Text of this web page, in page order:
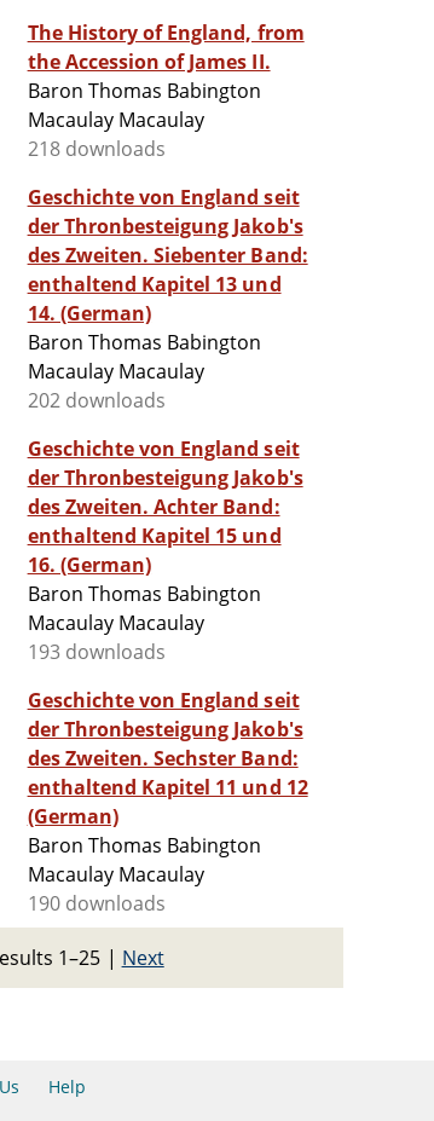
The History of England, from
the Accession of James II.
Baron Thomas Babington
Macaulay Macaulay
218 downloads
Geschichte von England seit
der Thronbesteigung Jakob's
des Zweiten. Siebenter Band:
enthaltend Kapitel 13 und
14. (German)
Baron Thomas Babington
Macaulay Macaulay
202 downloads
Geschichte von England seit
der Thronbesteigung Jakob's
des Zweiten. Achter Band:
enthaltend Kapitel 15 und
16. (German)
Baron Thomas Babington
Macaulay Macaulay
193 downloads
Geschichte von England seit
der Thronbesteigung Jakob's
des Zweiten. Sechster Band:
enthaltend Kapitel 11 und 12
(German)
Baron Thomas Babington
Macaulay Macaulay
190 downloads
1–25 | Next
Help